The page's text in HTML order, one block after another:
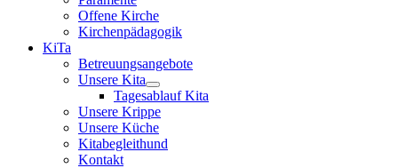
Offene Kirche
Kirchenpädagogik
KiTa
Betreuungsangebote
Unsere Kita
Tagesablauf Kita
Unsere Krippe
Unsere Küche
Kitabegleithund
Kontakt